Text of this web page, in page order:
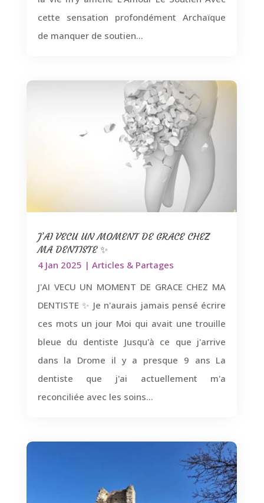
cette sensation profondément Archaïque
de manquer de soutien...
J’AI VECU UN MOMENT DE GRACE CHEZ
MA DENTISTE ✨
4 Jan 2025 | Articles & Partages
J'AI VECU UN MOMENT DE GRACE CHEZ MA
DENTISTE ✨ Je n'aurais jamais pensé écrire
ces mots un jour Moi qui avait une trouille
bleue du dentiste Jusqu'à ce que j'arrive
dans la Drome il y a presque 9 ans La
dentiste que j'ai actuellement m'a
reconciliée avec les soins...